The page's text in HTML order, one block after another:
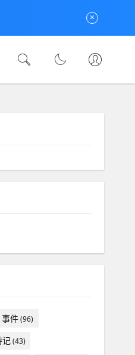
×
事件(96)
记(43)